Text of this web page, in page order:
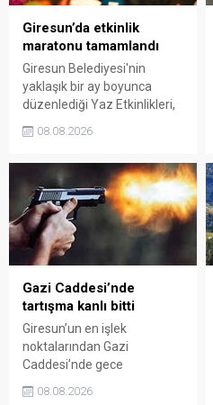
Giresun’da etkinlik
maratonu tamamlandı
Giresun Belediyesi'nin
yaklaşık bir ay boyunca
düzenlediği Yaz Etkinlikleri,
sanat ve eğlenceyle
organizasyonun ardından
Kadın El Emeği Pazarı'nın
süresi de 16 Ağustos'a
kadar uzatıldı.
08.08.2026
Gazi Caddesi’nde
tartışma kanlı bitti
Giresun’un en işlek
noktalarından Gazi
Caddesi’nde gece
kavgada A.E. ayağından
08.08.2026